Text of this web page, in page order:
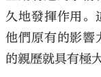
久地發揮作用。
他們原有的影響
的親歷就具有極